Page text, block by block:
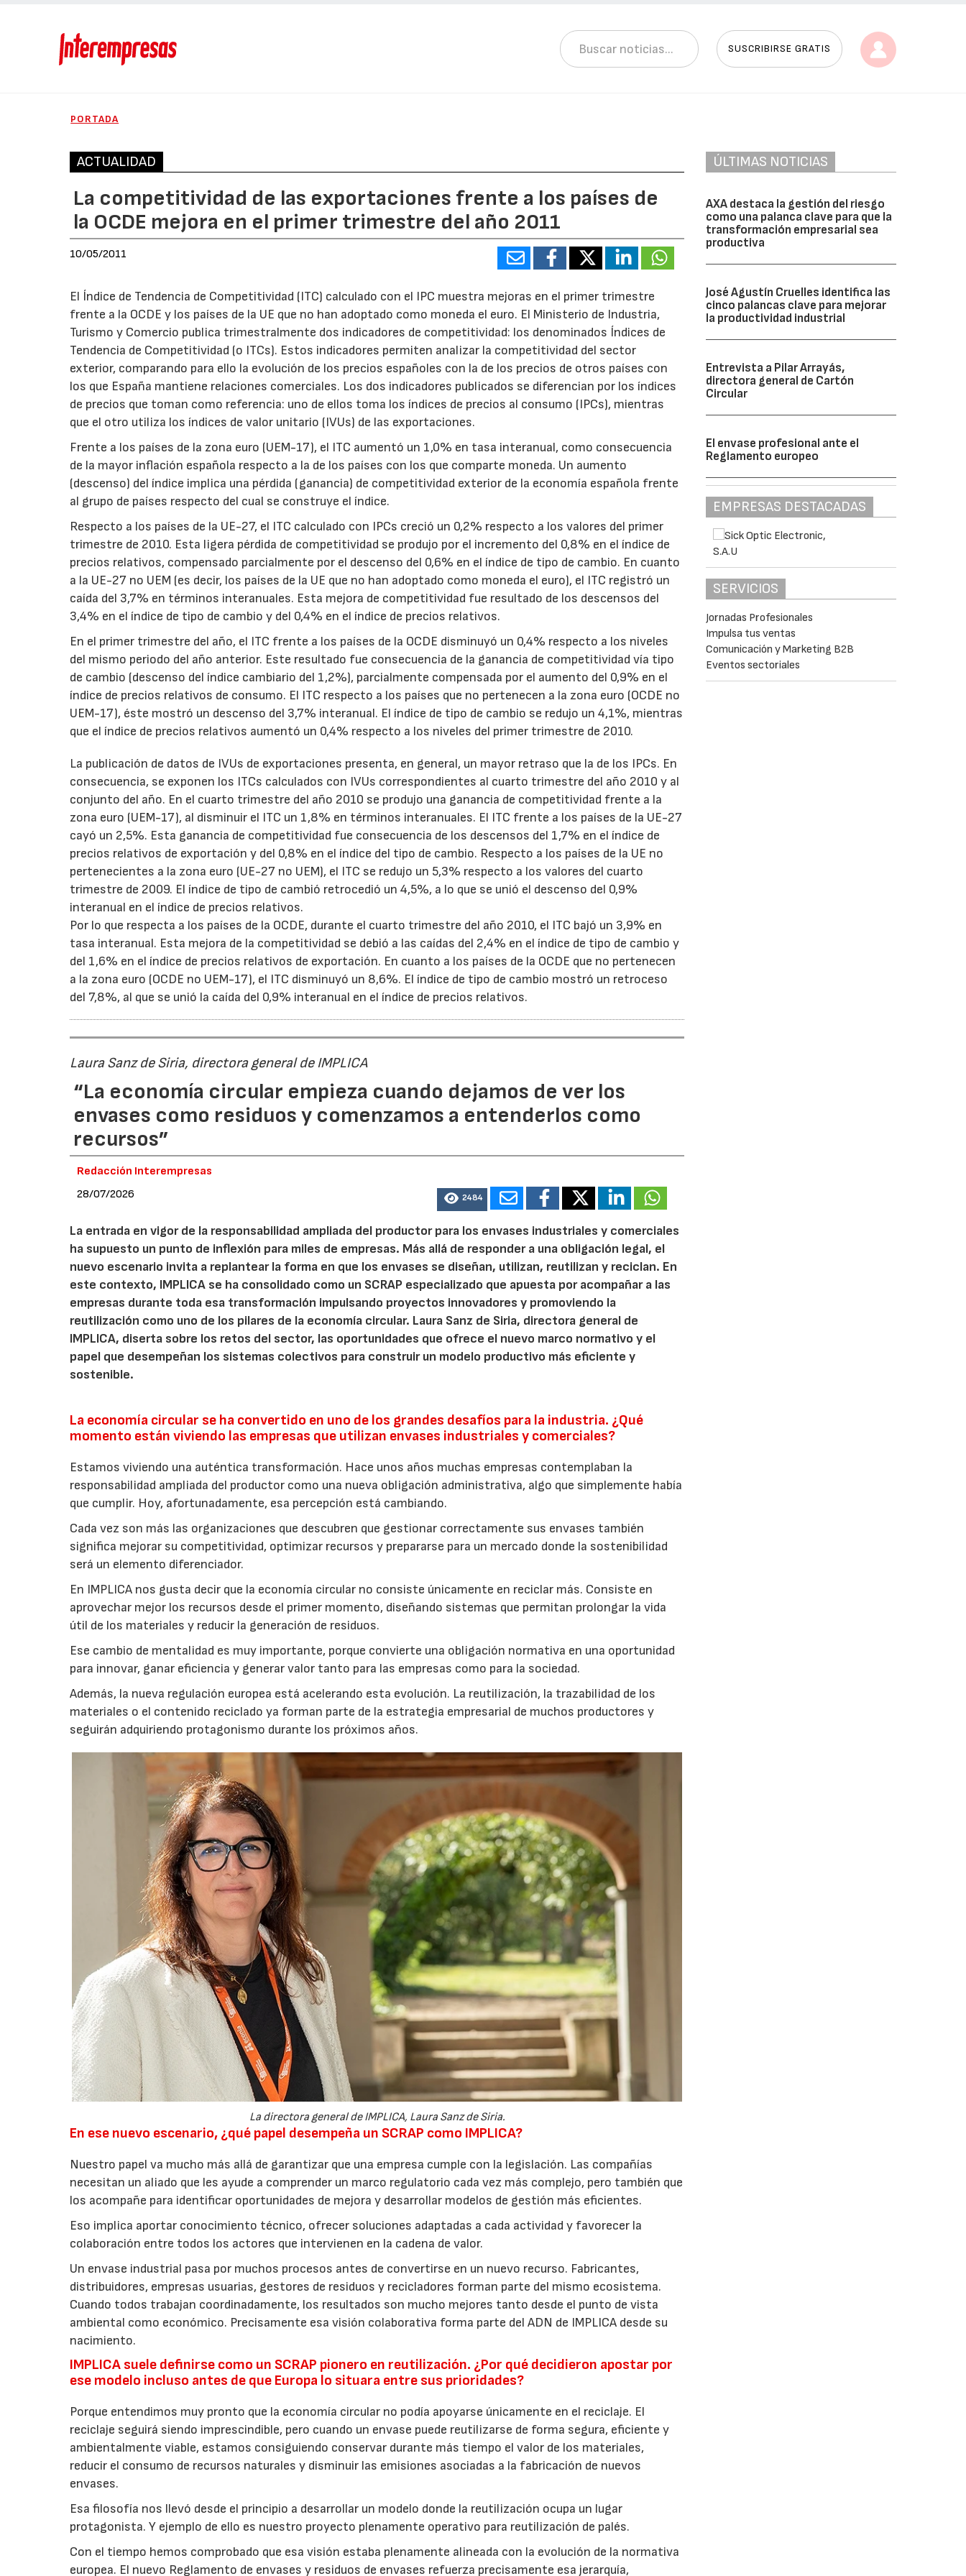
SUSCRIBIRSE GRATIS
PORTADA
ACTUALIDAD
La competitividad de las exportaciones frente a los países de
la OCDE mejora en el primer trimestre del año 2011
10/05/2011
El Índice de Tendencia de Competitividad (ITC) calculado con el IPC muestra mejoras en el primer trimestre
frente a la OCDE y los países de la UE que no han adoptado como moneda el euro. El Ministerio de Industria,
Turismo y Comercio publica trimestralmente dos indicadores de competitividad: los denominados Índices de
Tendencia de Competitividad (o ITCs). Estos indicadores permiten analizar la competitividad del sector
exterior, comparando para ello la evolución de los precios españoles con la de los precios de otros países con
los que España mantiene relaciones comerciales. Los dos indicadores publicados se diferencian por los índices
de precios que toman como referencia: uno de ellos toma los índices de precios al consumo (IPCs), mientras
que el otro utiliza los índices de valor unitario (IVUs) de las exportaciones.
Frente a los países de la zona euro (UEM-17), el ITC aumentó un 1,0% en tasa interanual, como consecuencia
de la mayor inflación española respecto a la de los países con los que comparte moneda. Un aumento
(descenso) del índice implica una pérdida (ganancia) de competitividad exterior de la economía española frente
al grupo de países respecto del cual se construye el índice.
Respecto a los países de la UE-27, el ITC calculado con IPCs creció un 0,2% respecto a los valores del primer
trimestre de 2010. Esta ligera pérdida de competitividad se produjo por el incremento del 0,8% en el índice de
precios relativos, compensado parcialmente por el descenso del 0,6% en el índice de tipo de cambio. En cuanto
a la UE-27 no UEM (es decir, los países de la UE que no han adoptado como moneda el euro), el ITC registró un
caída del 3,7% en términos interanuales. Esta mejora de competitividad fue resultado de los descensos del
3,4% en el índice de tipo de cambio y del 0,4% en el índice de precios relativos.
En el primer trimestre del año, el ITC frente a los países de la OCDE disminuyó un 0,4% respecto a los niveles
del mismo periodo del año anterior. Este resultado fue consecuencia de la ganancia de competitividad vía tipo
de cambio (descenso del índice cambiario del 1,2%), parcialmente compensada por el aumento del 0,9% en el
índice de precios relativos de consumo. El ITC respecto a los países que no pertenecen a la zona euro (OCDE no
UEM-17), éste mostró un descenso del 3,7% interanual. El índice de tipo de cambio se redujo un 4,1%, mientras
que el índice de precios relativos aumentó un 0,4% respecto a los niveles del primer trimestre de 2010.
La publicación de datos de IVUs de exportaciones presenta, en general, un mayor retraso que la de los IPCs. En
consecuencia, se exponen los ITCs calculados con IVUs correspondientes al cuarto trimestre del año 2010 y al
conjunto del año. En el cuarto trimestre del año 2010 se produjo una ganancia de competitividad frente a la
zona euro (UEM-17), al disminuir el ITC un 1,8% en términos interanuales. El ITC frente a los países de la UE-27
cayó un 2,5%. Esta ganancia de competitividad fue consecuencia de los descensos del 1,7% en el índice de
precios relativos de exportación y del 0,8% en el índice del tipo de cambio. Respecto a los países de la UE no
pertenecientes a la zona euro (UE-27 no UEM), el ITC se redujo un 5,3% respecto a los valores del cuarto
trimestre de 2009. El índice de tipo de cambió retrocedió un 4,5%, a lo que se unió el descenso del 0,9%
interanual en el índice de precios relativos.
Por lo que respecta a los países de la OCDE, durante el cuarto trimestre del año 2010, el ITC bajó un 3,9% en
tasa interanual. Esta mejora de la competitividad se debió a las caídas del 2,4% en el índice de tipo de cambio y
del 1,6% en el índice de precios relativos de exportación. En cuanto a los países de la OCDE que no pertenecen
a la zona euro (OCDE no UEM-17), el ITC disminuyó un 8,6%. El índice de tipo de cambio mostró un retroceso
del 7,8%, al que se unió la caída del 0,9% interanual en el índice de precios relativos.
Laura Sanz de Siria, directora general de IMPLICA
“La economía circular empieza cuando dejamos de ver los
envases como residuos y comenzamos a entenderlos como
recursos”
Redacción Interempresas
28/07/2026
2484
La entrada en vigor de la responsabilidad ampliada del productor para los envases industriales y comerciales
ha supuesto un punto de inflexión para miles de empresas. Más allá de responder a una obligación legal, el
nuevo escenario invita a replantear la forma en que los envases se diseñan, utilizan, reutilizan y reciclan. En
este contexto, IMPLICA se ha consolidado como un SCRAP especializado que apuesta por acompañar a las
empresas durante toda esa transformación impulsando proyectos innovadores y promoviendo la
reutilización como uno de los pilares de la economía circular. Laura Sanz de Siria, directora general de
IMPLICA, diserta sobre los retos del sector, las oportunidades que ofrece el nuevo marco normativo y el
papel que desempeñan los sistemas colectivos para construir un modelo productivo más eficiente y
sostenible.
La economía circular se ha convertido en uno de los grandes desafíos para la industria. ¿Qué
momento están viviendo las empresas que utilizan envases industriales y comerciales?
Estamos viviendo una auténtica transformación. Hace unos años muchas empresas contemplaban la
responsabilidad ampliada del productor como una nueva obligación administrativa, algo que simplemente había
que cumplir. Hoy, afortunadamente, esa percepción está cambiando.
Cada vez son más las organizaciones que descubren que gestionar correctamente sus envases también
significa mejorar su competitividad, optimizar recursos y prepararse para un mercado donde la sostenibilidad
será un elemento diferenciador.
En IMPLICA nos gusta decir que la economía circular no consiste únicamente en reciclar más. Consiste en
aprovechar mejor los recursos desde el primer momento, diseñando sistemas que permitan prolongar la vida
útil de los materiales y reducir la generación de residuos.
Ese cambio de mentalidad es muy importante, porque convierte una obligación normativa en una oportunidad
para innovar, ganar eficiencia y generar valor tanto para las empresas como para la sociedad.
Además, la nueva regulación europea está acelerando esta evolución. La reutilización, la trazabilidad de los
materiales o el contenido reciclado ya forman parte de la estrategia empresarial de muchos productores y
seguirán adquiriendo protagonismo durante los próximos años.
La directora general de IMPLICA, Laura Sanz de Siria.
En ese nuevo escenario, ¿qué papel desempeña un SCRAP como IMPLICA?
Nuestro papel va mucho más allá de garantizar que una empresa cumple con la legislación. Las compañías
necesitan un aliado que les ayude a comprender un marco regulatorio cada vez más complejo, pero también que
los acompañe para identificar oportunidades de mejora y desarrollar modelos de gestión más eficientes.
Eso implica aportar conocimiento técnico, ofrecer soluciones adaptadas a cada actividad y favorecer la
colaboración entre todos los actores que intervienen en la cadena de valor.
Un envase industrial pasa por muchos procesos antes de convertirse en un nuevo recurso. Fabricantes,
distribuidores, empresas usuarias, gestores de residuos y recicladores forman parte del mismo ecosistema.
Cuando todos trabajan coordinadamente, los resultados son mucho mejores tanto desde el punto de vista
ambiental como económico. Precisamente esa visión colaborativa forma parte del ADN de IMPLICA desde su
nacimiento.
IMPLICA suele definirse como un SCRAP pionero en reutilización. ¿Por qué decidieron apostar por
ese modelo incluso antes de que Europa lo situara entre sus prioridades?
Porque entendimos muy pronto que la economía circular no podía apoyarse únicamente en el reciclaje. El
reciclaje seguirá siendo imprescindible, pero cuando un envase puede reutilizarse de forma segura, eficiente y
ambientalmente viable, estamos consiguiendo conservar durante más tiempo el valor de los materiales,
reducir el consumo de recursos naturales y disminuir las emisiones asociadas a la fabricación de nuevos
envases.
Esa filosofía nos llevó desde el principio a desarrollar un modelo donde la reutilización ocupa un lugar
protagonista. Y ejemplo de ello es nuestro proyecto plenamente operativo para reutilización de palés.
Con el tiempo hemos comprobado que esa visión estaba plenamente alineada con la evolución de la normativa
europea. El nuevo Reglamento de envases y residuos de envases refuerza precisamente esa jerarquía,
ÚLTIMAS NOTICIAS
AXA destaca la gestión del riesgo
como una palanca clave para que la
transformación empresarial sea
productiva
José Agustín Cruelles identifica las
cinco palancas clave para mejorar
la productividad industrial
Entrevista a Pilar Arrayás,
directora general de Cartón
Circular
El envase profesional ante el
Reglamento europeo
EMPRESAS DESTACADAS
SERVICIOS
Jornadas Profesionales
Impulsa tus ventas
Comunicación y Marketing B2B
Eventos sectoriales